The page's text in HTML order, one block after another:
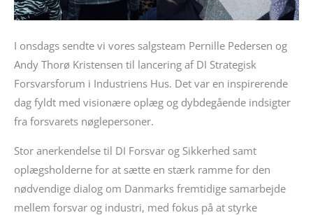
I onsdags sendte vi vores salgsteam Pernille Pedersen og
Andy Thorø Kristensen til lancering af DI Strategisk
Forsvarsforum i Industriens Hus. Det var en inspirerende
dag fyldt med visionære oplæg og dybdegående indsigter
fra forsvarets nøglepersoner.
Stor anerkendelse til DI Forsvar og Sikkerhed samt
oplægsholderne for at sætte en stærk ramme for den
nødvendige dialog om Danmarks fremtidige samarbejde
mellem forsvar og industri, med fokus på at styrke